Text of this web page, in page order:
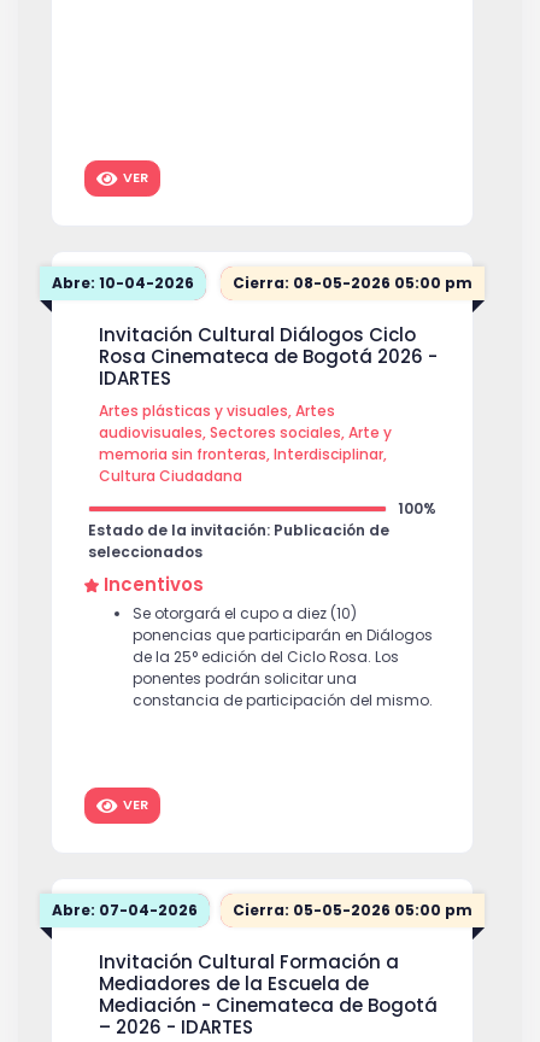
VER
Abre: 10-04-2026 Cierra: 08-05-2026 05:00 pm
Invitación Cultural Diálogos Ciclo
Rosa Cinemateca de Bogotá 2026 -
IDARTES
Artes plásticas y visuales, Artes
audiovisuales, Sectores sociales, Arte y
memoria sin fronteras, Interdisciplinar,
Cultura Ciudadana
100%
Estado de la invitación: Publicación de
seleccionados
Incentivos
Se otorgará el cupo a diez (10)
ponencias que participarán en Diálogos
de la 25° edición del Ciclo Rosa. Los
ponentes podrán solicitar una
constancia de participación del mismo.
VER
Abre: 07-04-2026 Cierra: 05-05-2026 05:00 pm
Invitación Cultural Formación a
Mediadores de la Escuela de
Mediación - Cinemateca de Bogotá
– 2026 - IDARTES